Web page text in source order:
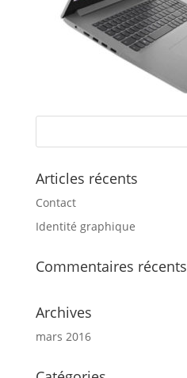
Articles récents
Contact
Identité graphique
Commentaires récents
Archives
mars 2016